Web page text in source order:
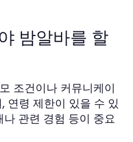
밤알바를 할
조건이나 커뮤니케이
연령 제한이 있을 수 있
관련 경험 등이 중요